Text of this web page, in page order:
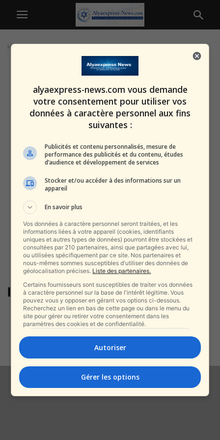
Home
Ilan Halimi
Antisémitisme : « même morts,
les Juifs n’ont plus droit au...
alxprss_sab - 27 août 2025
alyaexpress-news.com vous demande
votre consentement pour utiliser vos
données à caractère personnel aux fins
suivantes :
Publicités et contenu personnalisés, mesure de
performance des publicités et du contenu, études
d’audience et développement de services
Stocker et/ou accéder à des informations sur un
appareil
En savoir plus
Vos données à caractère personnel seront traitées, et les
informations liées à votre appareil (cookies, identifiants
uniques et autres types de données) pourront être stockées et
consultées par 210 partenaires, ainsi que partagées avec lui,
ou utilisées spécifiquement par ce site. Nos partenaires et
nous-mêmes sommes susceptibles d'utiliser des données de
géolocalisation précises. Liste des partenaires.
Certains fournisseurs sont susceptibles de traiter vos données
à caractère personnel sur la base de l'intérêt légitime. Vous
pouvez vous y opposer en gérant vos options ci-dessous.
Recherchez un lien en bas de cette page ou dans le menu du
site pour gérer ou retirer votre consentement dans les
paramètres des cookies et de confidentialité.
Autoriser
Gérer les options